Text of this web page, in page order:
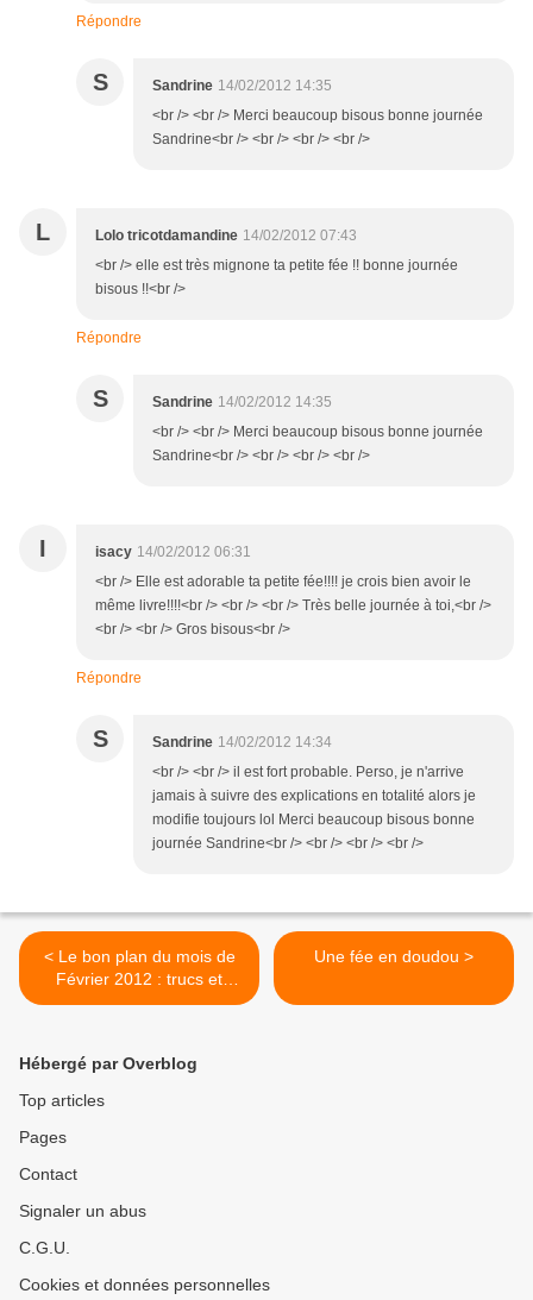
Répondre
S Sandrine 14/02/2012 14:35
<br /> <br /> Merci beaucoup bisous bonne journée
Sandrine<br /> <br /> <br /> <br />
L Lolo tricotdamandine 14/02/2012 07:43
<br /> elle est très mignone ta petite fée !! bonne journée
bisous !!<br />
Répondre
S Sandrine 14/02/2012 14:35
<br /> <br /> Merci beaucoup bisous bonne journée
Sandrine<br /> <br /> <br /> <br />
I isacy 14/02/2012 06:31
<br /> Elle est adorable ta petite fée!!!! je crois bien avoir le
même livre!!!!<br /> <br /> <br /> Très belle journée à toi,<br />
<br /> <br /> Gros bisous<br />
Répondre
S Sandrine 14/02/2012 14:34
<br /> <br /> il est fort probable. Perso, je n'arrive
jamais à suivre des explications en totalité alors je
modifie toujours lol Merci beaucoup bisous bonne
journée Sandrine<br /> <br /> <br /> <br />
< Le bon plan du mois de
Février 2012 : trucs et
astuces de grand mère
Une fée en doudou >
Hébergé par Overblog
Top articles
Pages
Contact
Signaler un abus
C.G.U.
Cookies et données personnelles